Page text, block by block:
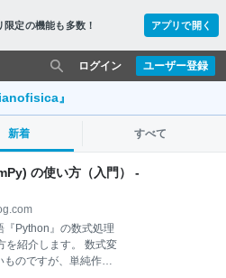
限定の機能も多数！ アプリで開く
ユーザー登録
ログイン
』
新着 すべて
の使い方（入門） -
Python』の数式処理
を紹介します。 数式変
ものですが、単純作業